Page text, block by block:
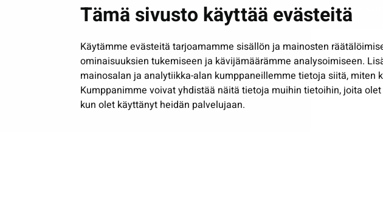
Tämä sivusto käyttää evästeitä
Käytämme evästeitä tarjoamamme sisällön ja mainosten
ominaisuuksien tukemiseen ja kävijämäärämme analysoimiseen.
mainosalan ja analytiikka-alan kumppaneillemme tietoja siitä, miten
Kumppanimme voivat yhdistää näitä tietoja muihin tietoihin, joita
kun olet käyttänyt heidän palvelujaan.